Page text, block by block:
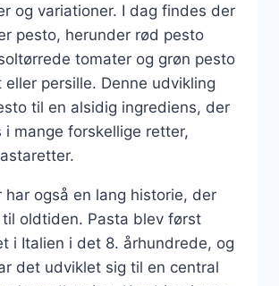
og variationer. I dag findes der
pesto, herunder rød pesto
tomater og grøn pesto
eller persille. Denne udvikling
til en alsidig ingrediens, der
i mange forskellige retter,
har også en lang historie, der
oldtiden. Pasta blev først
i Italien i det 8. århundrede, og
det udviklet sig til en central